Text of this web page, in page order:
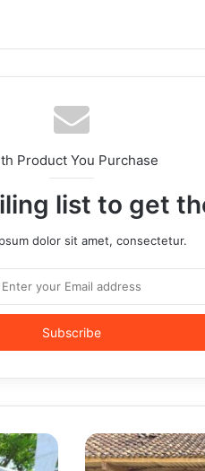
Product You Purchase
list to get
dolor sit amet, consectetur.